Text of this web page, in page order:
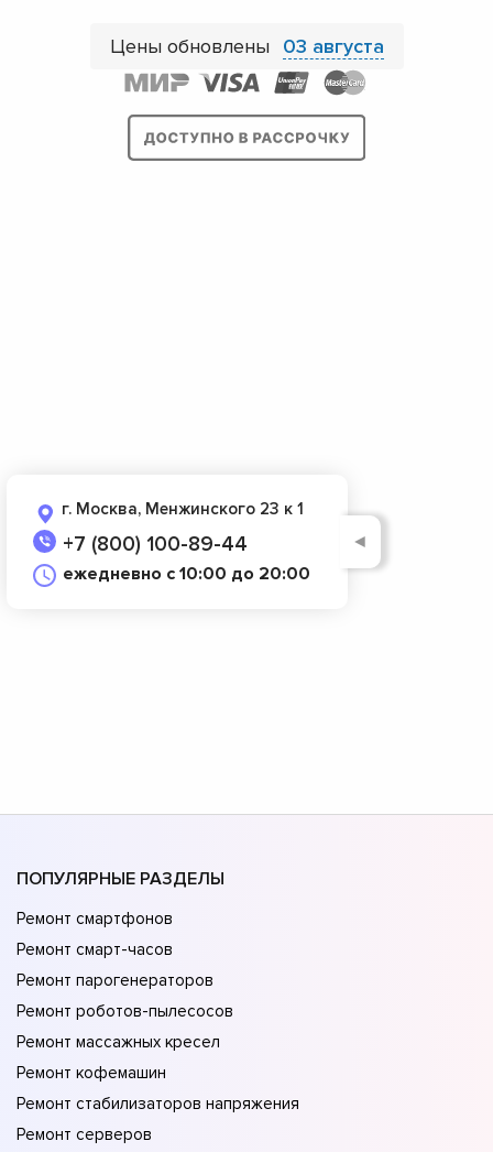
Цены обновлены 03 августа
г. Москва, Менжинского 23 к 1
+7 (800) 100-89-44
ежедневно с 10:00 до 20:00
◄
ПОПУЛЯРНЫЕ РАЗДЕЛЫ
Ремонт смартфонов
Ремонт смарт-часов
Ремонт парогенераторов
Ремонт роботов-пылесосов
Ремонт массажных кресел
Ремонт кофемашин
Ремонт стабилизаторов напряжения
Ремонт серверов